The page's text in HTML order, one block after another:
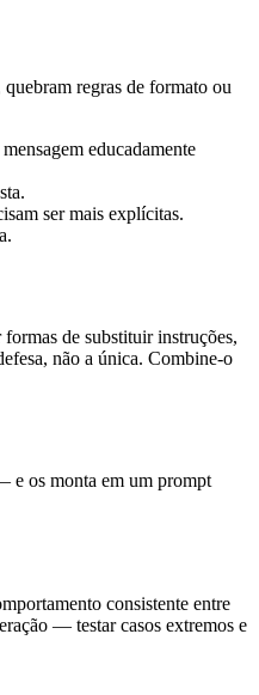
regras de formato ou
educadamente
ser mais explícitas.
de substituir instruções,
não a única. Combine-o
e os monta em um prompt
consistente entre
— testar casos extremos e